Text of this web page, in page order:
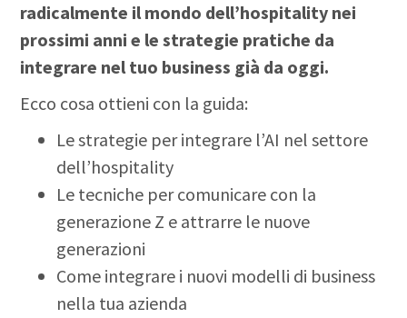
radicalmente il mondo dell’hospitality nei
prossimi anni e le strategie pratiche da
integrare nel tuo business già da oggi.
Ecco cosa ottieni con la guida:
Le strategie per integrare l’AI nel settore
dell’hospitality
Le tecniche per comunicare con la
generazione Z e attrarre le nuove
generazioni
Come integrare i nuovi modelli di business
nella tua azienda